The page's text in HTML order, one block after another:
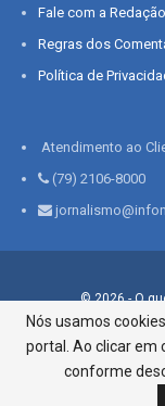
Fale com a Redação
Regras dos
Política de
Atendimento ao
(79) 2106-8000
© 2026 - O
Infonet - Rua
Aracaju-SE, CEP
Nós usamos
portal. Ao clicar em
conforme